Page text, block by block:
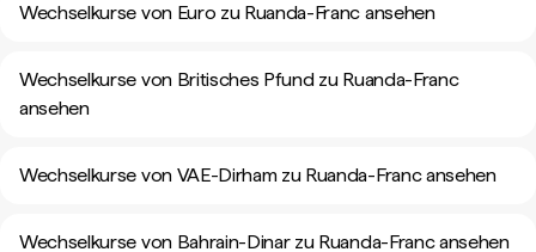
Wechselkurse von Euro zu Ruanda-Franc ansehen
Wechselkurse von Britisches Pfund zu Ruanda-Franc
ansehen
Wechselkurse von VAE-Dirham zu Ruanda-Franc ansehen
Wechselkurse von Bahrain-Dinar zu Ruanda-Franc ansehen